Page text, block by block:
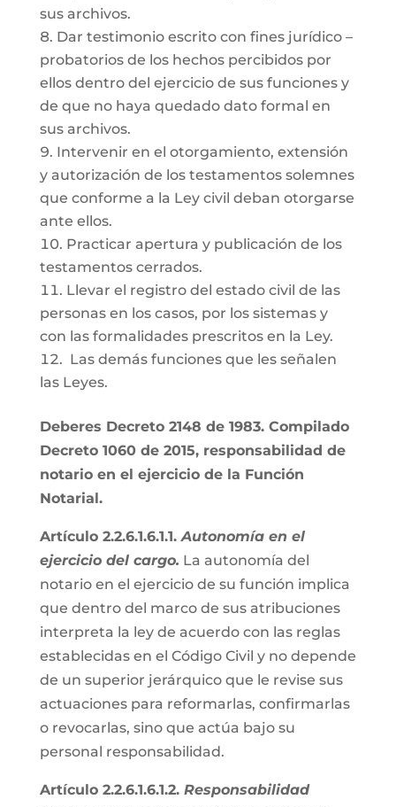
sus archivos.
Dar testimonio escrito con fines jurídico –
probatorios de los hechos percibidos por
ellos dentro del ejercicio de sus funciones y
de que no haya quedado dato formal en
sus archivos.
Intervenir en el otorgamiento, extensión
y autorización de los testamentos solemnes
que conforme a la Ley civil deban otorgarse
ante ellos.
Practicar apertura y publicación de los
testamentos cerrados.
Llevar el registro del estado civil de las
personas en los casos, por los sistemas y
con las formalidades prescritos en la Ley.
Las demás funciones que les señalen
las Leyes.
Deberes Decreto 2148 de 1983. Compilado
Decreto 1060 de 2015, responsabilidad de
notario en el ejercicio de la Función
Notarial.
Artículo 2.2.6.1.6.1.1.Autonomía en el
ejercicio del cargo. La autonomía del
notario en el ejercicio de su función implica
que dentro del marco de sus atribuciones
interpreta la ley de acuerdo con las reglas
establecidas en el Código Civil y no depende
de un superior jerárquico que le revise sus
actuaciones para reformarlas, confirmarlas
o revocarlas, sino que actúa bajo su
personal responsabilidad.
Artículo 2.2.6.1.6.1.2.Responsabilidad